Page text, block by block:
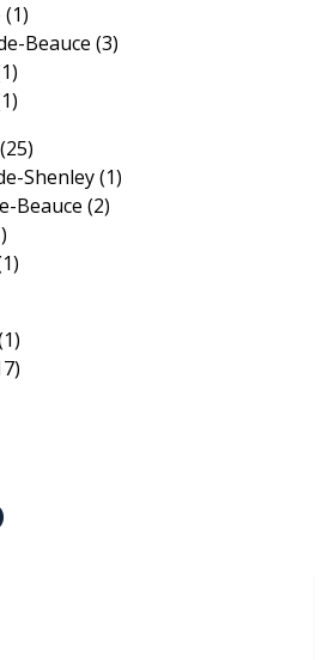
(1)
Beauce(3)
(25)
Shenley(1)
Beauce(2)